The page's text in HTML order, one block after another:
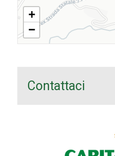
+
−
Contattaci